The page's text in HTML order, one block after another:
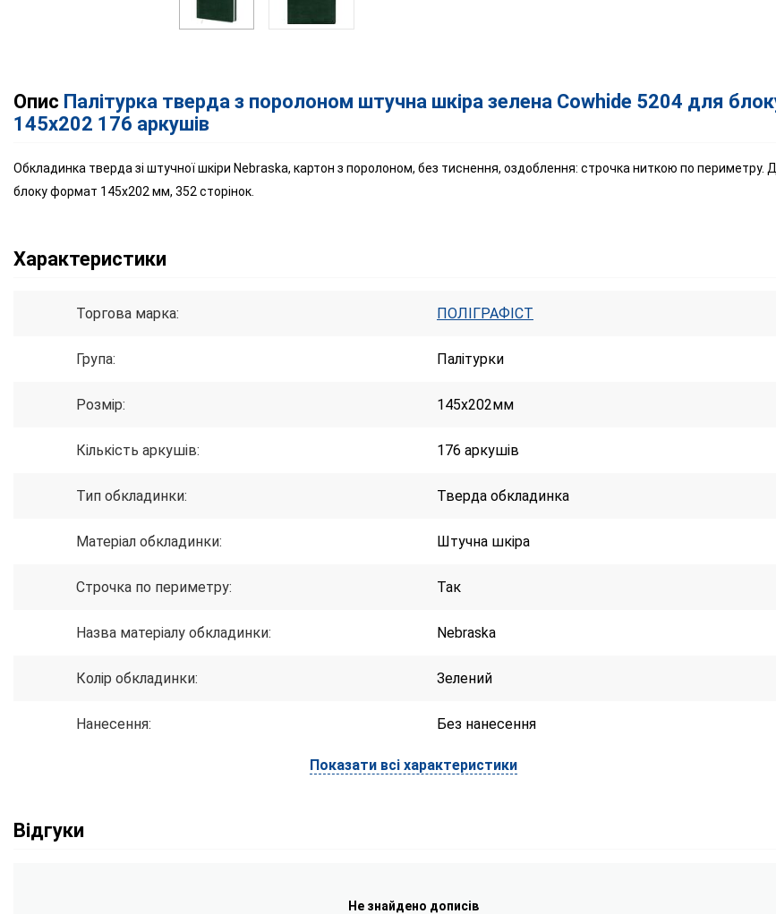
Опис Палітурка тверда з поролоном штучна шкіра зелена Cowhide 5204 для
145х202 176 аркушів
Обкладинка тверда зі штучної шкіри Nebraska, картон з поролоном, без тиснення, оздоблення: строчка ниткою по периметру.
блоку формат 145х202 мм, 352 сторінок.
Характеристики
Торгова марка: ПОЛІГРАФІСТ
Група: Палітурки
Розмір: 145х202мм
Кількість аркушів: 176 аркушів
Тип обкладинки: Тверда обкладинка
Матеріал обкладинки: Штучна шкіра
Строчка по периметру: Так
Назва матеріалу обкладинки: Nebraska
Колір обкладинки: Зелений
Нанесення: Без нанесення
Показати всі характеристики
Відгуки
Не знайдено дописів